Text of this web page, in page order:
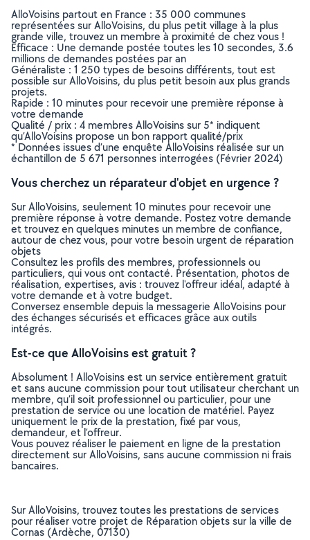
AlloVoisins partout en France : 35 000 communes
représentées sur AlloVoisins, du plus petit village à la plus
grande ville, trouvez un membre à proximité de chez vous !
Efficace : Une demande postée toutes les 10 secondes, 3.6
millions de demandes postées par an
Généraliste : 1 250 types de besoins différents, tout est
possible sur AlloVoisins, du plus petit besoin aux plus grands
projets.
Rapide : 10 minutes pour recevoir une première réponse à
votre demande
Qualité / prix : 4 membres AlloVoisins sur 5* indiquent
qu’AlloVoisins propose un bon rapport qualité/prix
* Données issues d’une enquête AlloVoisins réalisée sur un
échantillon de 5 671 personnes interrogées (Février 2024)
Vous cherchez un réparateur d'objet en urgence ?
Sur AlloVoisins, seulement 10 minutes pour recevoir une
première réponse à votre demande. Postez votre demande
et trouvez en quelques minutes un membre de confiance,
autour de chez vous, pour votre besoin urgent de réparation
objets
Consultez les profils des membres, professionnels ou
particuliers, qui vous ont contacté. Présentation, photos de
réalisation, expertises, avis : trouvez l'offreur idéal, adapté à
votre demande et à votre budget.
Conversez ensemble depuis la messagerie AlloVoisins pour
des échanges sécurisés et efficaces grâce aux outils
intégrés.
Est-ce que AlloVoisins est gratuit ?
Absolument ! AlloVoisins est un service entièrement gratuit
et sans aucune commission pour tout utilisateur cherchant un
membre, qu’il soit professionnel ou particulier, pour une
prestation de service ou une location de matériel. Payez
uniquement le prix de la prestation, fixé par vous,
demandeur, et l’offreur.
Vous pouvez réaliser le paiement en ligne de la prestation
directement sur AlloVoisins, sans aucune commission ni frais
bancaires.
Sur AlloVoisins, trouvez toutes les prestations de services
pour réaliser votre projet de Réparation objets sur la ville de
Cornas (Ardèche, 07130)